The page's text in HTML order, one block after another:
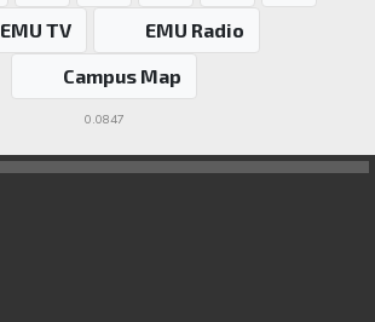
EMU TV
EMU Radio
Campus Map
0.0847